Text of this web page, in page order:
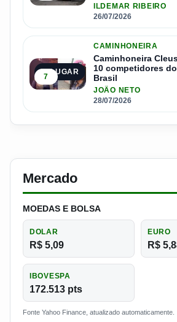
ILDEMAR RIBEIRO
26/07/2026
5º LUGAR
7
CAMINHONEIRA
Caminhoneira
10 competidores
Brasil
JOÃO NETO
28/07/2026
Mercado
MOEDAS E BOLSA
DOLAR
R$ 5,09
EURO
R$
IBOVESPA
172.513 pts
Fonte Yahoo Finance, atualizado automaticamente.